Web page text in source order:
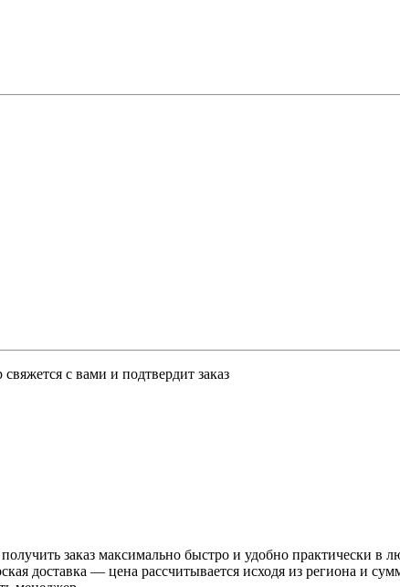
с вами и подтвердит заказ
заказ максимально быстро и удобно практически
доставка — цена рассчитывается исходя из региона и